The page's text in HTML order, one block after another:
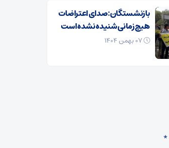
بازنشستگان: صدای اعتراضات
هیچ زمانی شنیده نشده است
۰۷ بهمن ۱۴۰۴
*